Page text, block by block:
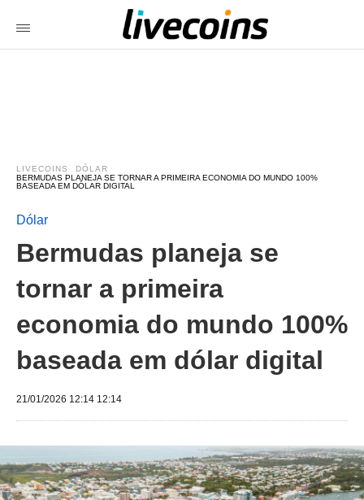
LIVECOINS
DÓLAR
BERMUDAS PLANEJA SE TORNAR A PRIMEIRA ECONOMIA DO MUNDO 100%
BASEADA EM DÓLAR DIGITAL
Dólar
Bermudas planeja se
tornar a primeira
economia do mundo 100%
baseada em dólar digital
21/01/2026 12:14 12:14